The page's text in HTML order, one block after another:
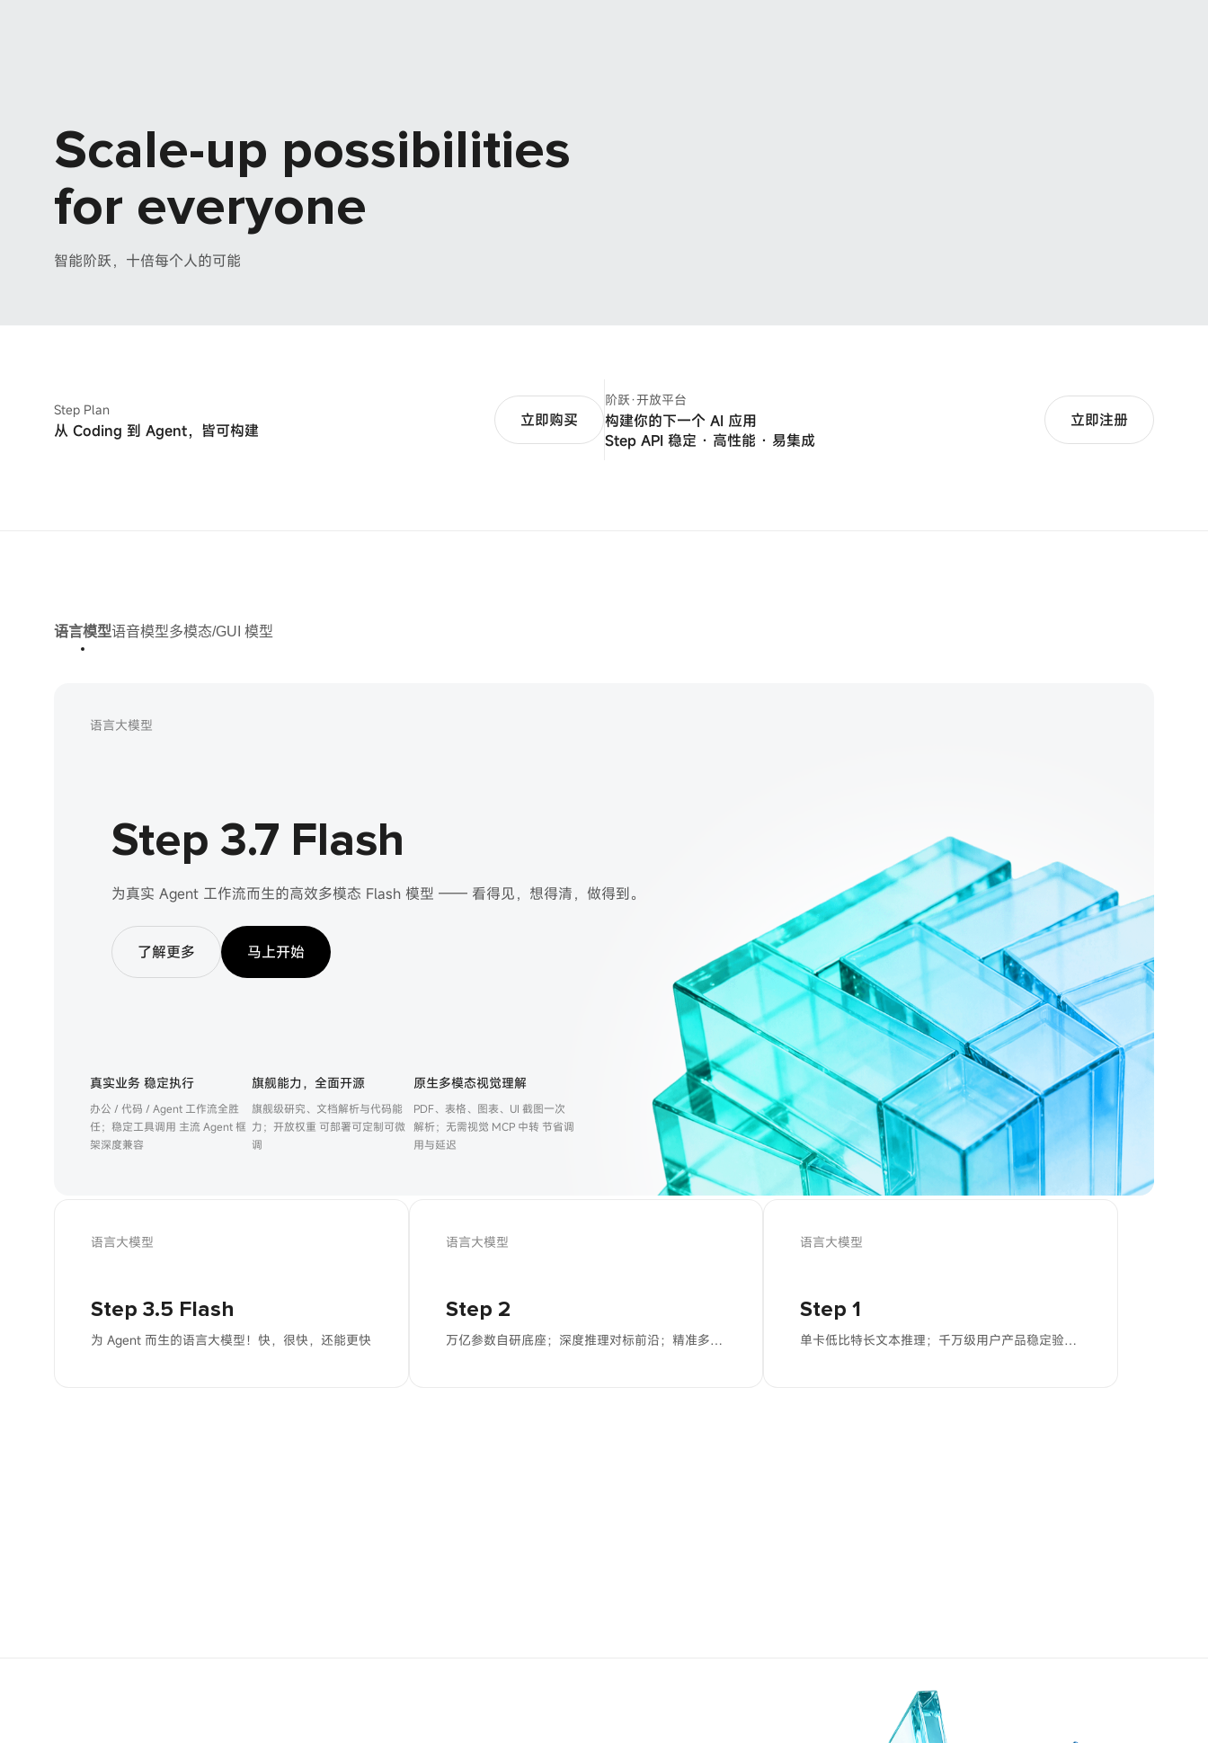
Scale-up possibilities
for everyone
智能阶跃，十倍每个人的可能
Step Plan
从 Coding 到 Agent，皆可构建
立即购买
阶跃·开放平台
构建你的下一个 AI 应用
Step API 稳定 · 高性能 · 易集成
立即注册
语言模型语音模型多模态/GUI 模型
语言大模型
Step 3.7 Flash
为真实 Agent 工作流而生的高效多模态 Flash 模型 —— 看得见，想得清，做得到。
了解更多 马上开始
真实业务 稳定执行
办公 / 代码 / Agent 工作流全胜
任；稳定工具调用 主流 Agent 框
架深度兼容
旗舰能力，全面开源
旗舰级研究、文档解析与代码能
力；开放权重 可部署可定制可微
调
原生多模态视觉理解
PDF、表格、图表、UI 截图一次
解析；无需视觉 MCP 中转 节省调
用与延迟
语言大模型
Step 3.5 Flash
为 Agent 而生的语言大模型！快，很快，还能更快
语言大模型
Step 2
万亿参数自研底座；深度推理对标前沿；精准多层指令跟随
语言大模型
Step 1
单卡低比特长文本推理；千万级用户产品稳定验证；高效多轮指令跟随能力